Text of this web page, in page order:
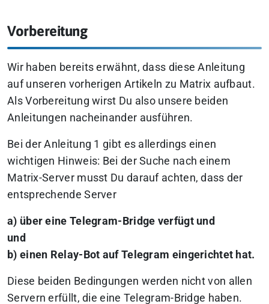
Vorbereitung
Wir haben bereits erwähnt, dass diese Anleitung
auf unseren vorherigen Artikeln zu Matrix aufbaut.
Als Vorbereitung wirst Du also unsere beiden
Anleitungen nacheinander ausführen.
Bei der Anleitung 1 gibt es allerdings einen
wichtigen Hinweis: Bei der Suche nach einem
Matrix-Server musst Du darauf achten, dass der
entsprechende Server
a) über eine Telegram-Bridge verfügt und
und
b) einen Relay-Bot auf Telegram eingerichtet hat.
Diese beiden Bedingungen werden nicht von allen
Servern erfüllt, die eine Telegram-Bridge haben.